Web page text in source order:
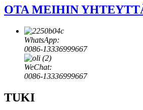
OTA MEIHIN
WhatsApp:
0086-13336999667
WeChat:
0086-13336999667
TUKI